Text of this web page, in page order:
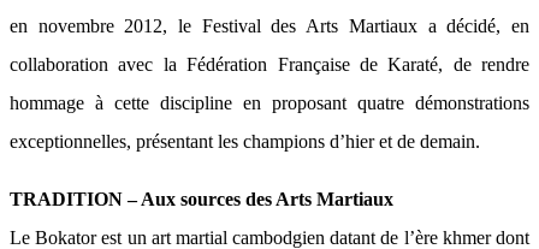
en novembre 2012, le Festival des Arts Martiaux a décidé, en
collaboration avec la Fédération Française de Karaté, de rendre
hommage à cette discipline en proposant quatre démonstrations
exceptionnelles, présentant les champions d’hier et de demain.
TRADITION – Aux sources des Arts Martiaux
Le Bokator est un art martial cambodgien datant de l’ère khmer dont